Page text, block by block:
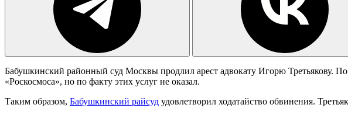
Бабушкинский районный суд Москвы продлил арест адвокату Игорю Третьякову. По
«Роскосмоса», но по факту этих услуг не оказал.
Таким образом, Бабушкинский райсуд удовлетворил ходатайство обвинения.